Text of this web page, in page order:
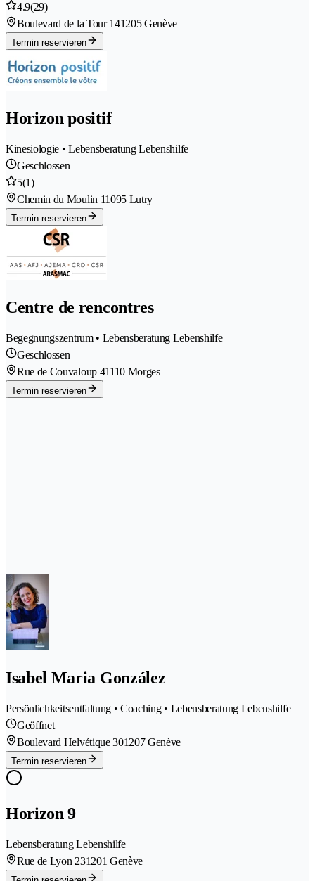
4.9(29)
Boulevard de la Tour 141205 Genève
Termin reservieren
Horizon positif
Kinesiologie • Lebensberatung Lebenshilfe
Geschlossen
5(1)
Chemin du Moulin 11095 Lutry
Termin reservieren
Centre de rencontres
Begegnungszentrum • Lebensberatung Lebenshilfe
Geschlossen
Rue de Couvaloup 41110 Morges
Termin reservieren
Isabel Maria González
Persönlichkeitsentfaltung • Coaching • Lebensberatung Lebenshilfe
Geöffnet
Boulevard Helvétique 301207 Genève
Termin reservieren
Horizon 9
Lebensberatung Lebenshilfe
Rue de Lyon 231201 Genève